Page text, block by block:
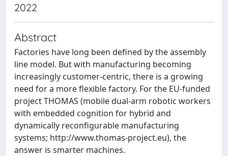
2022
Abstract
Factories have long been defined by the assembly
line model. But with manufacturing becoming
increasingly customer-centric, there is a growing
need for a more flexible factory. For the EU-funded
project THOMAS (mobile dual-arm robotic workers
with embedded cognition for hybrid and
dynamically reconfigurable manufacturing
systems; http://www.thomas-project.eu), the
answer is smarter machines.